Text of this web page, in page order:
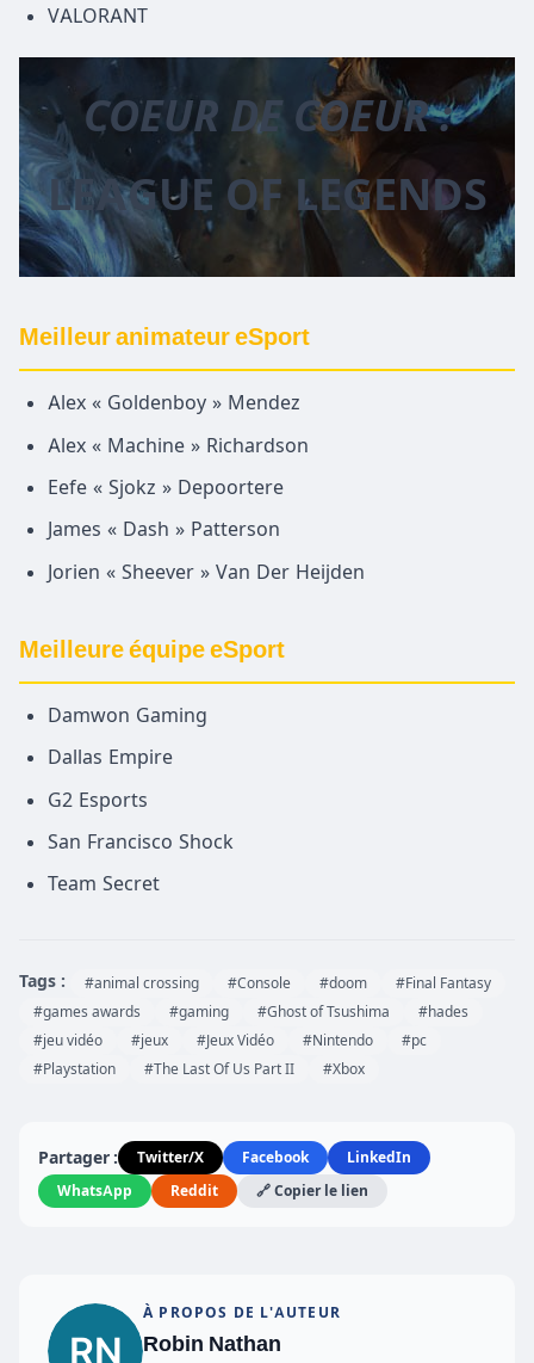
VALORANT
COEUR DE COEUR :
LEAGUE OF LEGENDS
Meilleur animateur eSport
Alex « Goldenboy » Mendez
Alex « Machine » Richardson
Eefe « Sjokz » Depoortere
James « Dash » Patterson
Jorien « Sheever » Van Der Heijden
Meilleure équipe eSport
Damwon Gaming
Dallas Empire
G2 Esports
San Francisco Shock
Team Secret
Tags : #animal crossing #Console #doom
#Final Fantasy
#games awards
#gaming #Ghost of Tsushima
#hades
#jeu vidéo
#jeux #Jeux Vidéo #Nintendo
#pc
#Playstation
#The Last Of Us Part II #Xbox
Partager : Twitter/X Facebook
LinkedIn
WhatsApp
Reddit 🔗 Copier le lien
À PROPOS DE L'AUTEUR
Robin Nathan